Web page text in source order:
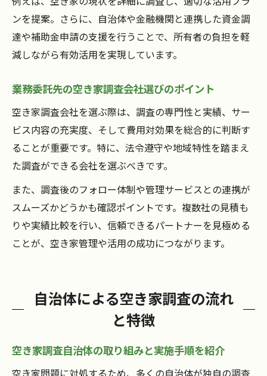
ンを提案。さらに、自治体や金融機関と連携した資金調
達や補助金申請の支援を行うことで、所有者の負担を軽
減しながら有効活用を実現しています。
業務委託先の空き家調査会社選びのポイント
空き家調査会社を選ぶ際は、調査の専門性と実績、サー
ビス内容の充実度、そして費用対効果を総合的に判断す
ることが重要です。特に、法令遵守や地域特性を踏まえ
た調査ができる会社を選ぶべきです。
また、調査後のフォロー体制や管理サービスとの連携が
スムーズかどうかも確認ポイントです。複数社の見積も
りや実績比較を行い、信頼できるパートナーを見極める
ことが、空き家管理や活用の成功につながります。
自治体による空き家調査の流れ
と特徴
空き家調査自治体の取り組みと実施手順を紹介
空き家問題に対処するため、多くの自治体が独自の調査